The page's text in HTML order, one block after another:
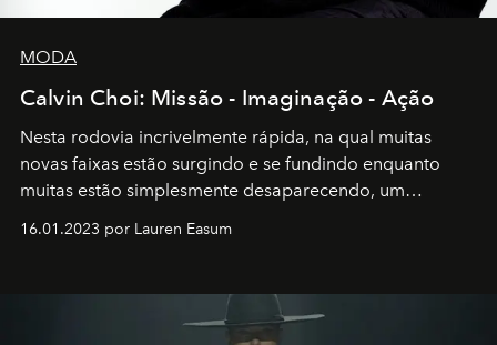
MODA
Calvin Choi: Missão - Imaginação - Ação
Nesta rodovia incrivelmente rápida, na qual muitas
novas faixas estão surgindo e se fundindo enquanto
muitas estão simplesmente desaparecendo, um
transportador AMTD abrindo caminho para muitos
por propósitos, com um claro senso de missão na vida e
16.01.2023 por Lauren Easum